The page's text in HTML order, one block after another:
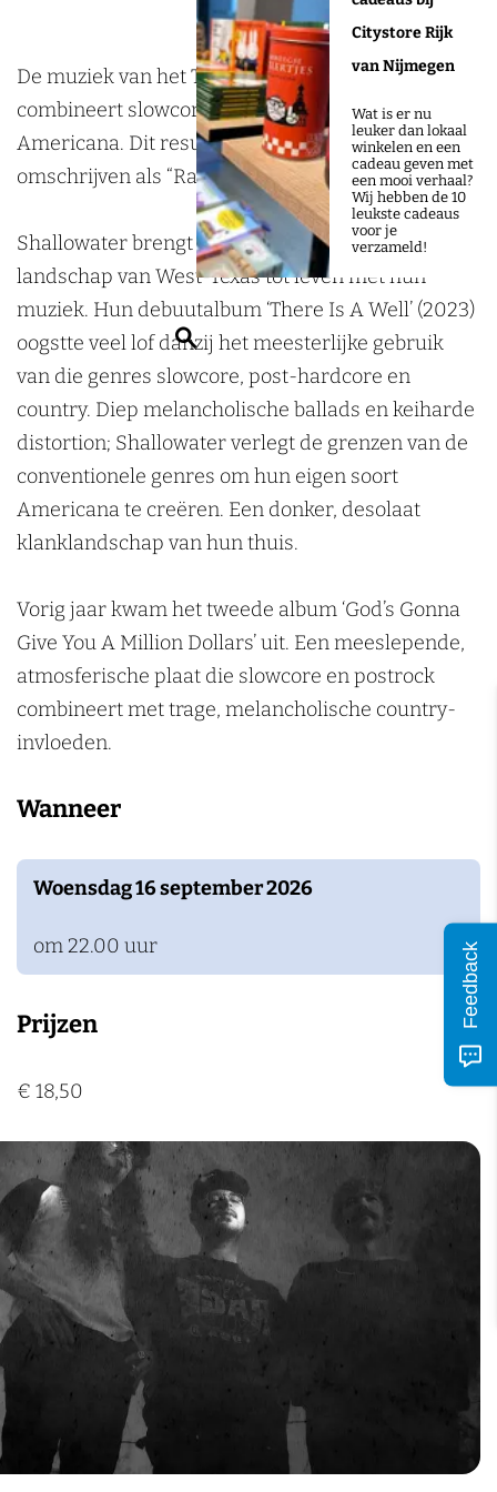
Citystore Rijk
van Nijmegen
Wat is er nu
leuker dan lokaal
winkelen en een
cadeau geven met
een mooi verhaal?
Wij hebben de 10
leukste cadeaus
voor je
verzameld!
Z
o
e
k
e
n
re
r
t
e
r
M
e
r
l
y
n
m
M
e
r
e
y
n
De muziek van het Texaanse trio Shallowater
combineert slowcore, post-hardcore, country en
Americana. Dit resulteert in een geluid dat ze zelf
omschrijven als “Raw West Texas dirtgaze”
Shallowater brengt het sombere, rauwe
landschap van West-Texas tot leven met hun
muziek. Hun debuutalbum ‘There Is A Well’ (2023)
oogstte veel lof danzij het meesterlijke gebruik
van die genres slowcore, post-hardcore en
country. Diep melancholische ballads en keiharde
distortion; Shallowater verlegt de grenzen van de
conventionele genres om hun eigen soort
Americana te creëren. Een donker, desolaat
klanklandschap van hun thuis.
Vorig jaar kwam het tweede album ‘God’s Gonna
Give You A Million Dollars’ uit. Een meeslepende,
atmosferische plaat die slowcore en postrock
combineert met trage, melancholische country-
invloeden.
Wanneer
Woensdag 16 september 2026
om 22.00 uur
Prijzen
€ 18,50
Feedback